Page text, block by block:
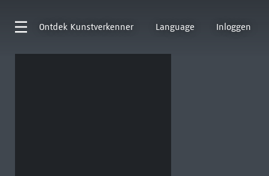
Ontdek Kunstverkenner Language Inloggen